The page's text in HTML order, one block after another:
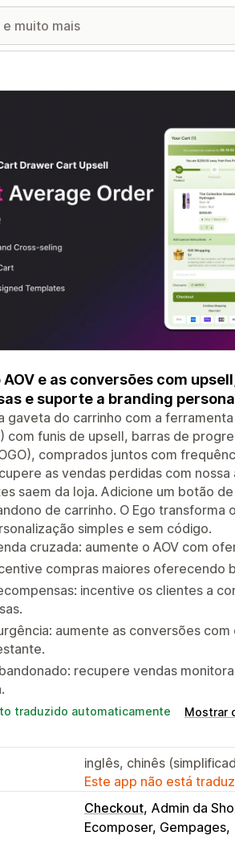
em destaque
e as conversões com
e suporte a branding
gaveta do carrinho com a
com funis de upsell, barras de
comprados juntos com
as vendas perdidas com
saem da loja. Adicione um botão
de carrinho. O Ego
simples e sem código.
cruzada: aumente o AOV com
compras maiores oferecendo
incentive os clientes a
aumente as conversões
recupere vendas
traduzido automaticamente Mostrar
inglês, chinês
Este app não está
Checkout Admin da
Ecomposer, Gempages